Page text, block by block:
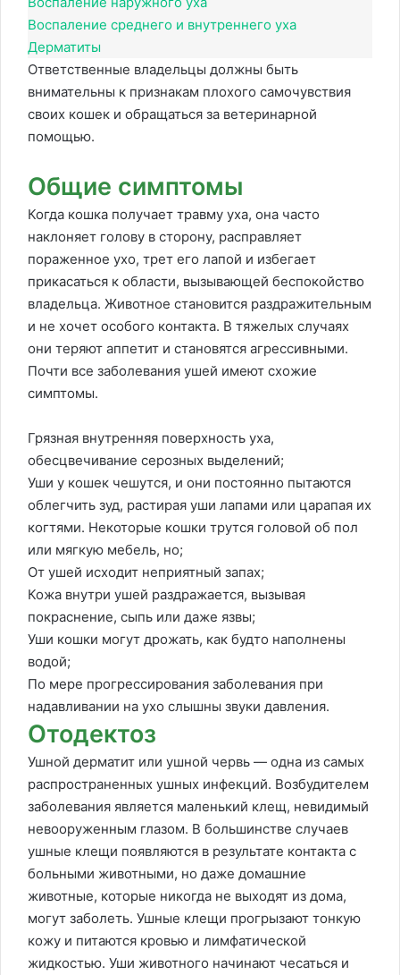
Воспаление среднего и внутреннего уха
Дерматиты
Ответственные владельцы должны быть
внимательны к признакам плохого самочувствия
своих кошек и обращаться за ветеринарной
помощью.
Общие симптомы
Когда кошка получает травму уха, она часто
наклоняет голову в сторону, расправляет
пораженное ухо, трет его лапой и избегает
прикасаться к области, вызывающей беспокойство
владельца. Животное становится раздражительным
и не хочет особого контакта. В тяжелых случаях
они теряют аппетит и становятся агрессивными.
Почти все заболевания ушей имеют схожие
симптомы.
Грязная внутренняя поверхность уха,
обесцвечивание серозных выделений;
Уши у кошек чешутся, и они постоянно пытаются
облегчить зуд, растирая уши лапами или царапая их
когтями. Некоторые кошки трутся головой об пол
или мягкую мебель, но;
От ушей исходит неприятный запах;
Кожа внутри ушей раздражается, вызывая
покраснение, сыпь или даже язвы;
Уши кошки могут дрожать, как будто наполнены
водой;
По мере прогрессирования заболевания при
надавливании на ухо слышны звуки давления.
Отодектоз
Ушной дерматит или ушной червь — одна из самых
распространенных ушных инфекций. Возбудителем
заболевания является маленький клещ, невидимый
невооруженным глазом. В большинстве случаев
ушные клещи появляются в результате контакта с
больными животными, но даже домашние
животные, которые никогда не выходят из дома,
могут заболеть. Ушные клещи прогрызают тонкую
кожу и питаются кровью и лимфатической
жидкостью. Уши животного начинают чесаться и